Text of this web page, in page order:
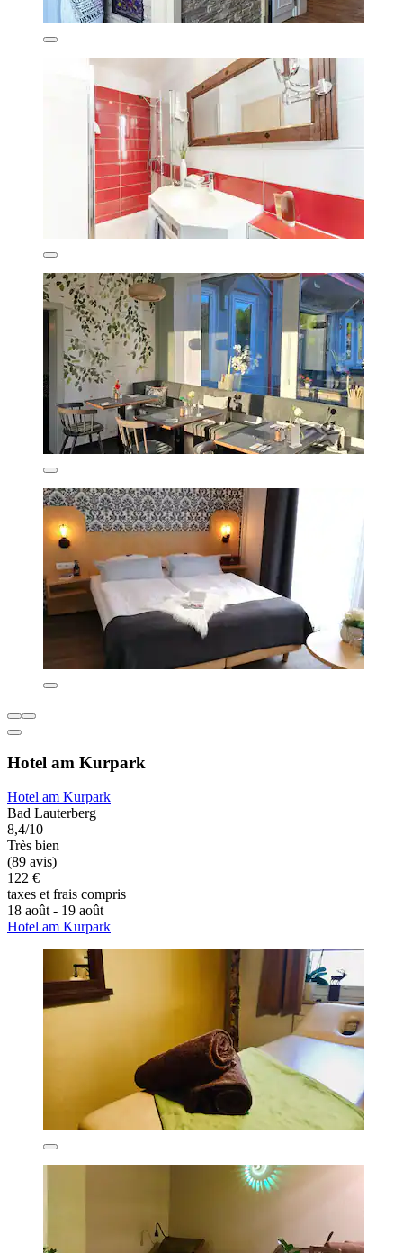
Hotel am Kurpark
Hotel am Kurpark
Bad Lauterberg
8,4/10
Très bien
(89 avis)
122 €
taxes et frais compris
18 août - 19 août
Hotel am Kurpark